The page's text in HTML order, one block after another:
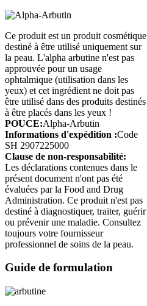
Ce produit est un produit cosmétique
destiné à être utilisé uniquement sur
la peau. L'alpha arbutine n'est pas
approuvée pour un usage
ophtalmique (utilisation dans les
yeux) et cet ingrédient ne doit pas
être utilisé dans des produits destinés
à être placés dans les yeux !
POUCE:Alpha-Arbutin
Informations d'expédition :Code
SH 2907225000
Clause de non-responsabilité:
Les déclarations contenues dans le
présent document n'ont pas été
évaluées par la Food and Drug
Administration. Ce produit n'est pas
destiné à diagnostiquer, traiter, guérir
ou prévenir une maladie. Consultez
toujours votre fournisseur
professionnel de soins de la peau.
Guide de formulation